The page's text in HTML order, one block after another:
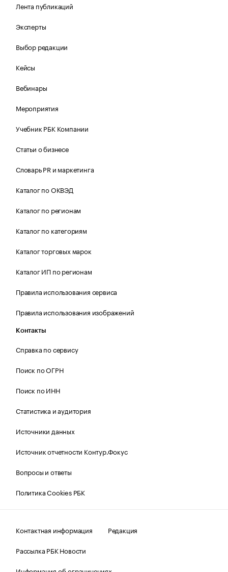
Лента публикаций
Эксперты
Выбор редакции
Кейсы
Вебинары
Мероприятия
Учебник РБК Компании
Статьи о бизнесе
Словарь PR и маркетинга
Каталог по ОКВЭД
Каталог по регионам
Каталог по категориям
Каталог торговых марок
Каталог ИП по регионам
Правила использования сервиса
Правила использования изображений
Контакты
Справка по сервису
Поиск по ОГРН
Поиск по ИНН
Статистика и аудитория
Источники данных
Источник отчетности Контур.Фокус
Вопросы и ответы
Политика Cookies РБК
Контактная информация
Редакция
Рассылка РБК Новости